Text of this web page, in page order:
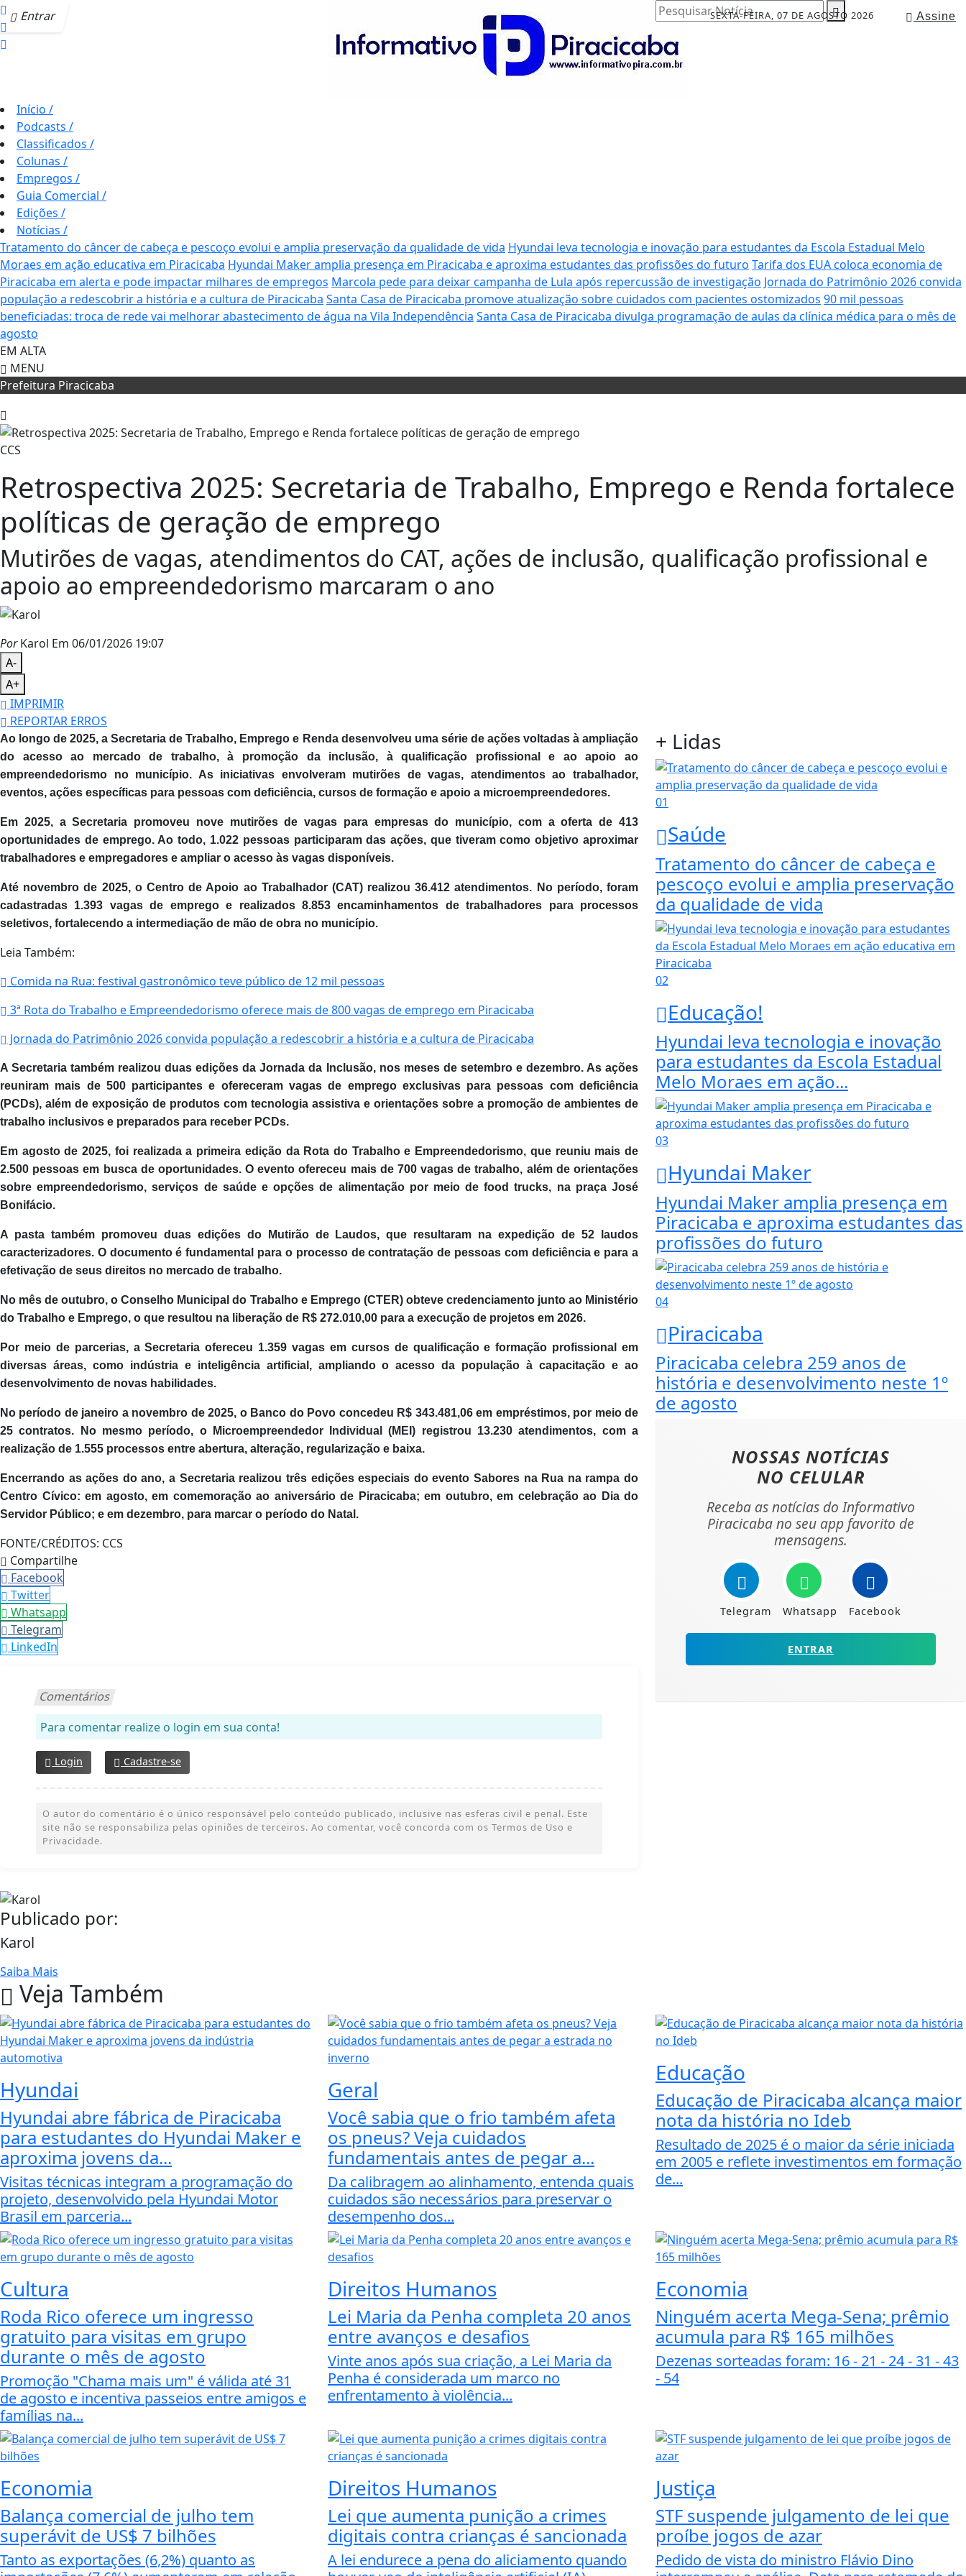
Entrar Assine
SEXTA-FEIRA, 07 DE AGOSTO 2026
Pesquisar Notícia
Início /
Podcasts /
Classificados /
Colunas /
Empregos /
Guia Comercial /
Edições /
Notícias /
Tratamento do câncer de cabeça e pescoço evolui e amplia preservação da qualidade de vida Hyundai leva tecnologia e inovação para estudantes da Escola Estadual Melo
Moraes em ação educativa em Piracicaba Hyundai Maker amplia presença em Piracicaba e aproxima estudantes das profissões do futuro Tarifa dos EUA coloca economia de
Piracicaba em alerta e pode impactar milhares de empregos Marcola pede para deixar campanha de Lula após repercussão de investigação Jornada do Patrimônio 2026 convida
população a redescobrir a história e a cultura de Piracicaba Santa Casa de Piracicaba promove atualização sobre cuidados com pacientes ostomizados 90 mil pessoas
beneficiadas: troca de rede vai melhorar abastecimento de água na Vila Independência Santa Casa de Piracicaba divulga programação de aulas da clínica médica para o mês de
agosto
EM ALTA
MENU
Prefeitura Piracicaba
CCS
Retrospectiva 2025: Secretaria de Trabalho, Emprego e Renda fortalece
políticas de geração de emprego
Mutirões de vagas, atendimentos do CAT, ações de inclusão, qualificação profissional e
apoio ao empreendedorismo marcaram o ano
PorKarol Em 06/01/2026 19:07
A-
A+
IMPRIMIR
REPORTAR ERROS
Ao longo de 2025, a Secretaria de Trabalho, Emprego e Renda desenvolveu uma série de ações voltadas à ampliação
do acesso ao mercado de trabalho, à promoção da inclusão, à qualificação profissional e ao apoio ao
empreendedorismo no município. As iniciativas envolveram mutirões de vagas, atendimentos ao trabalhador,
eventos, ações específicas para pessoas com deficiência, cursos de formação e apoio a microempreendedores.
Em 2025, a Secretaria promoveu nove mutirões de vagas para empresas do município, com a oferta de 413
oportunidades de emprego. Ao todo, 1.022 pessoas participaram das ações, que tiveram como objetivo aproximar
trabalhadores e empregadores e ampliar o acesso às vagas disponíveis.
Até novembro de 2025, o Centro de Apoio ao Trabalhador (CAT) realizou 36.412 atendimentos. No período, foram
cadastradas 1.393 vagas de emprego e realizados 8.853 encaminhamentos de trabalhadores para processos
seletivos, fortalecendo a intermediação de mão de obra no município.
Leia Também:
Comida na Rua: festival gastronômico teve público de 12 mil pessoas
3ª Rota do Trabalho e Empreendedorismo oferece mais de 800 vagas de emprego em Piracicaba
Jornada do Patrimônio 2026 convida população a redescobrir a história e a cultura de Piracicaba
A Secretaria também realizou duas edições da Jornada da Inclusão, nos meses de setembro e dezembro. As ações
reuniram mais de 500 participantes e ofereceram vagas de emprego exclusivas para pessoas com deficiência
(PCDs), além de exposição de produtos com tecnologia assistiva e orientações sobre a promoção de ambientes de
trabalho inclusivos e preparados para receber PCDs.
Em agosto de 2025, foi realizada a primeira edição da Rota do Trabalho e Empreendedorismo, que reuniu mais de
2.500 pessoas em busca de oportunidades. O evento ofereceu mais de 700 vagas de trabalho, além de orientações
sobre empreendedorismo, serviços de saúde e opções de alimentação por meio de food trucks, na praça José
Bonifácio.
A pasta também promoveu duas edições do Mutirão de Laudos, que resultaram na expedição de 52 laudos
caracterizadores. O documento é fundamental para o processo de contratação de pessoas com deficiência e para a
efetivação de seus direitos no mercado de trabalho.
No mês de outubro, o Conselho Municipal do Trabalho e Emprego (CTER) obteve credenciamento junto ao Ministério
do Trabalho e Emprego, o que resultou na liberação de R$ 272.010,00 para a execução de projetos em 2026.
Por meio de parcerias, a Secretaria ofereceu 1.359 vagas em cursos de qualificação e formação profissional em
diversas áreas, como indústria e inteligência artificial, ampliando o acesso da população à capacitação e ao
desenvolvimento de novas habilidades.
No período de janeiro a novembro de 2025, o Banco do Povo concedeu R$ 343.481,06 em empréstimos, por meio de
25 contratos. No mesmo período, o Microempreendedor Individual (MEI) registrou 13.230 atendimentos, com a
realização de 1.555 processos entre abertura, alteração, regularização e baixa.
Encerrando as ações do ano, a Secretaria realizou três edições especiais do evento Sabores na Rua na rampa do
Centro Cívico: em agosto, em comemoração ao aniversário de Piracicaba; em outubro, em celebração ao Dia do
Servidor Público; e em dezembro, para marcar o período do Natal.
FONTE/CRÉDITOS: CCS
Compartilhe
Facebook
Twitter
Whatsapp
Telegram
LinkedIn
Comentários
Para comentar realize o login em sua conta!
Login Cadastre-se
O autor do comentário é o único responsável pelo conteúdo publicado, inclusive nas esferas civil e penal. Este
site não se responsabiliza pelas opiniões de terceiros. Ao comentar, você concorda com os Termos de Uso e
Privacidade.
Publicado por:
Karol
Saiba Mais
+ Lidas
01
Saúde
Tratamento do câncer de cabeça e
pescoço evolui e amplia preservação
da qualidade de vida
02
Educação!
Hyundai leva tecnologia e inovação
para estudantes da Escola Estadual
Melo Moraes em ação...
03
Hyundai Maker
Hyundai Maker amplia presença em
Piracicaba e aproxima estudantes das
profissões do futuro
04
Piracicaba
Piracicaba celebra 259 anos de
história e desenvolvimento neste 1º
de agosto
NOSSAS NOTÍCIAS
NO CELULAR
Receba as notícias do Informativo
Piracicaba no seu app favorito de
mensagens.
Telegram Whatsapp Facebook
ENTRAR
Veja Também
Hyundai
Hyundai abre fábrica de Piracicaba
para estudantes do Hyundai Maker e
aproxima jovens da...
Visitas técnicas integram a programação do
projeto, desenvolvido pela Hyundai Motor
Brasil em parceria...
Geral
Você sabia que o frio também afeta
os pneus? Veja cuidados
fundamentais antes de pegar a...
Da calibragem ao alinhamento, entenda quais
cuidados são necessários para preservar o
desempenho dos...
Educação
Educação de Piracicaba alcança maior
nota da história no Ideb
Resultado de 2025 é o maior da série iniciada
em 2005 e reflete investimentos em formação
de...
Cultura
Roda Rico oferece um ingresso
gratuito para visitas em grupo
durante o mês de agosto
Promoção "Chama mais um" é válida até 31
de agosto e incentiva passeios entre amigos e
famílias na...
Direitos Humanos
Lei Maria da Penha completa 20 anos
entre avanços e desafios
Vinte anos após sua criação, a Lei Maria da
Penha é considerada um marco no
enfrentamento à violência...
Economia
Ninguém acerta Mega-Sena; prêmio
acumula para R$ 165 milhões
Dezenas sorteadas foram: 16 - 21 - 24 - 31 - 43
- 54
Economia
Balança comercial de julho tem
superávit de US$ 7 bilhões
Tanto as exportações (6,2%) quanto as
Direitos Humanos
Lei que aumenta punição a crimes
digitais contra crianças é sancionada
A lei endurece a pena do aliciamento quando
Justiça
STF suspende julgamento de lei que
proíbe jogos de azar
Pedido de vista do ministro Flávio Dino